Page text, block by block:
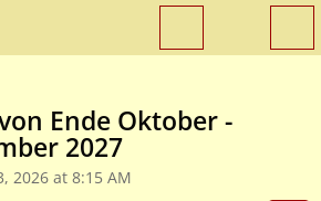
Ende Oktober -
2027
2026 at 8:15 AM